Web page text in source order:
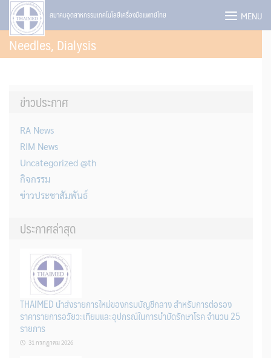
Skip
content
สมาคมอุตสาหกรรมเทคโนโลยีเครื่องมือแพทย์ไทย MENU
Needles, Dialysis
ข่าวประกาศ
RA News
RIM News
Uncategorized @th
กิจกรรม
ข่าวประชาสัมพันธ์
ประกาศล่าสุด
THAIMED นำส่งรายการใหม่ของกรมบัญชีกลาง สำหรับการต่อรอง
ราคารายการอวัยวะเทียมและอุปกรณ์ในการบำบัดรักษาโรค จำนวน 25
รายการ
31 กรกฎาคม 2026